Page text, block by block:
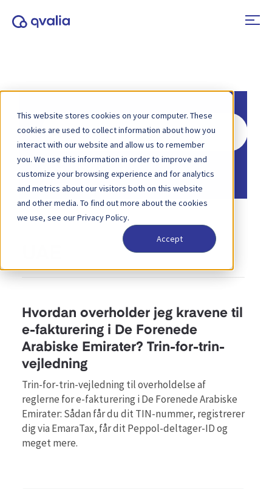
This website stores cookies on your computer. These
cookies are used to collect information about how you
interact with our website and allow us to remember
you. We use this information in order to improve and
customize your browsing experience and for analytics
and metrics about our visitors both on this website
and other media. To find out more about the cookies
we use, see our Privacy Policy.
Accept
Søg
efter
Hjem Vidensbase
Hvordan overholder jeg kravene til
e-fakturering i De Forenede
Arabiske Emirater? Trin-for-trin-
vejledning
Trin-for-trin-vejledning til overholdelse af
reglerne for e-fakturering i De Forenede Arabiske
Emirater: Sådan får du dit TIN-nummer, registrerer
dig via EmaraTax, får dit Peppol-deltager-ID og
meget mere.